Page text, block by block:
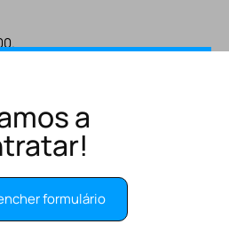
a
formulário